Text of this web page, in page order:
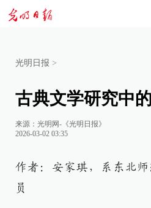
光明日报 >
古典文学研究中
来源： 光明网-《光明日报》
2026-03-02 03:35
作者：安家琪，系东北
员